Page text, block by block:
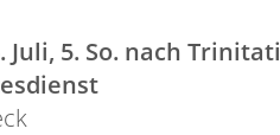
Juli, 5. So. nach